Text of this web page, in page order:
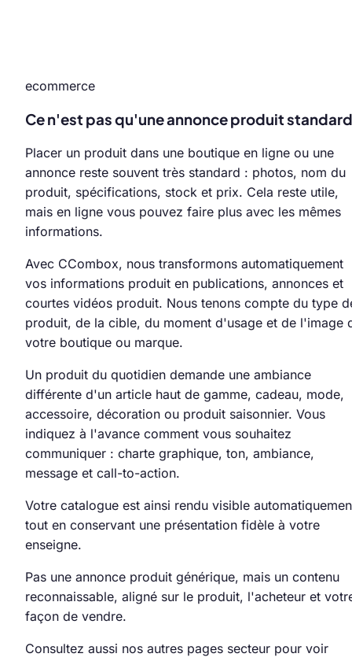
ecommerce
Ce n'est pas qu'une annonce produit standard
Placer un produit dans une boutique en ligne ou une
annonce reste souvent très standard : photos, nom du
produit, spécifications, stock et prix. Cela reste utile,
mais en ligne vous pouvez faire plus avec les mêmes
informations.
Avec CCombox, nous transformons automatiquement
vos informations produit en publications, annonces et
courtes vidéos produit. Nous tenons compte du type
produit, de la cible, du moment d'usage et de l'image
votre boutique ou marque.
Un produit du quotidien demande une ambiance
différente d'un article haut de gamme, cadeau, mode,
accessoire, décoration ou produit saisonnier. Vous
indiquez à l'avance comment vous souhaitez
communiquer : charte graphique, ton, ambiance,
message et call-to-action.
Votre catalogue est ainsi rendu visible
tout en conservant une présentation fidèle à votre
enseigne.
Pas une annonce produit générique, mais un contenu
reconnaissable, aligné sur le produit, l'acheteur et
façon de vendre.
Consultez aussi nos autres pages secteur pour voir